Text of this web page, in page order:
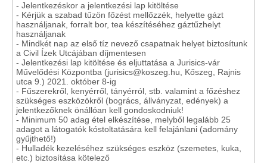
- Jelentkezéskor a jelentkezési lap kitöltése
- Kérjük a szabad tűzön főzést mellőzzék, helyette gázt
használjanak, forralt bor, tea készítéséhez gáztűzhelyt
használjanak
- Mindkét nap az első tíz nevező csapatnak helyet biztosítunk
a Civil Ízek Utcájában díjmentesen
- Jelentkezési lap kitöltése és eljuttatása a Jurisics-vár
Művelődési Központba (jurisics@koszeg.hu, Kőszeg, Rajnis
utca 9.) 2021. október 8-ig
- Fűszerekről, kenyérről, tányérról, stb. valamint a főzéshez
szükséges eszközökről (bogrács, állványzat, edények) a
jelentkezőknek önállóan kell gondoskodniuk!
- Minimum 50 adag étel elkészítése, melyből legalább 25
adagot a látogatók kóstoltatására kell felajánlani (adomány
gyűjthető!)
- Hulladék kezeléséhez szükséges eszköz (szemetes, kuka,
etc.) biztosítása kötelező